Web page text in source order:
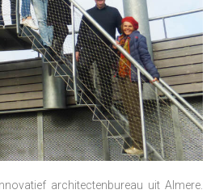
architectenbureau uit Almere.